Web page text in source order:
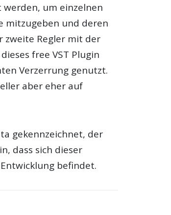
werden, um einzelnen
mitzugeben und deren
zweite Regler mit der
free VST Plugin
Verzerrung genutzt.
aber eher auf
gekennzeichnet, der
dass sich dieser
befindet.